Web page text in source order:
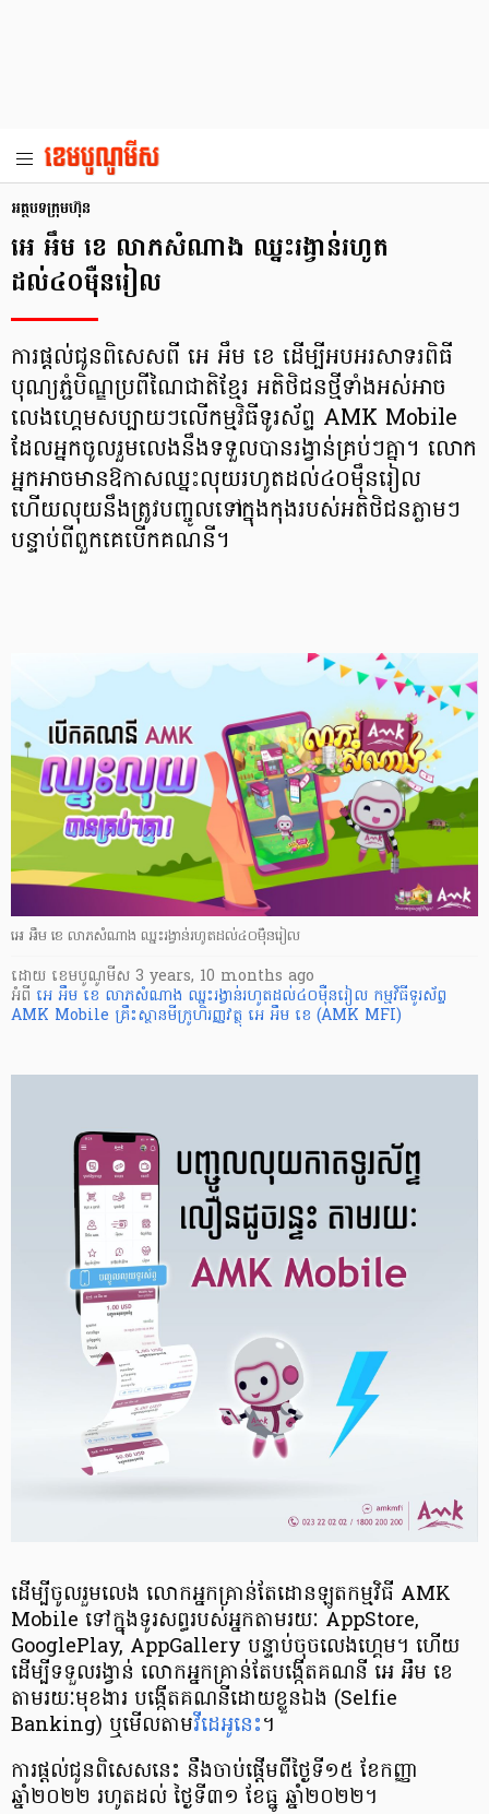
អត្ថបទក្រុមហ៊ុន
អេ អឹម ខេ លាភសំណាង ឈ្នះរង្វាន់រហូត
ដល់៤០ម៉ឺនរៀល
ការផ្ដល់ជូនពិសេសពី អេ អឹម ខេ ដើម្បីអបអរសាទរពិធី
បុណ្យភ្ជំបិណ្ឌប្រពីណៃជាតិខ្មែរ អតិថិជនថ្មីទាំងអស់អាច
លេងហ្គេមសប្បាយៗលើកម្មវិធីទូរស័ព្ទ AMK Mobile
ដែលអ្នកចូលរួមលេងនឹងទទួលបានរង្វាន់គ្រប់ៗគ្នា។ លោក
អ្នកអាចមានឱកាសឈ្នះលុយរហូតដល់៤០ម៉ឹនរៀល
ហើយលុយនឹងត្រូវបញ្ចូលទៅក្នុងកុងរបស់អតិថិជនភ្លាមៗ
បន្ទាប់ពីពួកគេបើកគណនី។
អេ អឹម ខេ លាភសំណាង ឈ្នះរង្វាន់រហូតដល់៤០ម៉ឺនរៀល
ដោយ ​ ខេមបូណូមីស 3 years, 10 months ago
អំពី អេ អឹម ខេ លាភសំណាង ឈ្នះរង្វាន់រហូតដល់៤០ម៉ឺនរៀល កម្មវិធីទូរស័ព្ទ
AMK Mobile គ្រឹះស្ថានមីក្រូហិរញ្ញវត្ថុ អេ អឹម ខេ (AMK MFI)
ដើម្បីចូលរួមលេង លោកអ្នកគ្រាន់តែដោនឡូតកម្មវិធី AMK
Mobile ទៅក្នុងទូរសព្ធរបស់អ្នកតាមរយៈ AppStore,
GooglePlay, AppGallery បន្ទាប់ចុចលេងហ្គេម។ ហើយ
ដើម្បីទទួលរង្វាន់ លោកអ្នកគ្រាន់តែបង្កើតគណនី អេ អឹម ខេ
តាមរយៈមុខងារ បង្កើតគណនីដោយខ្លួនឯង (Selfie
Banking) ឬមើលតាមវីដេអូនេះ។
ការផ្ដល់ជូនពិសេសនេះ នឹងចាប់ផ្ដើមពីថ្ងៃទី១៥​ ខែកញ្ញា
ឆ្នាំ២០២២ រហូតដល់ ថ្ងៃទី៣១ ខែធ្នូ ឆ្នាំ២០២២។